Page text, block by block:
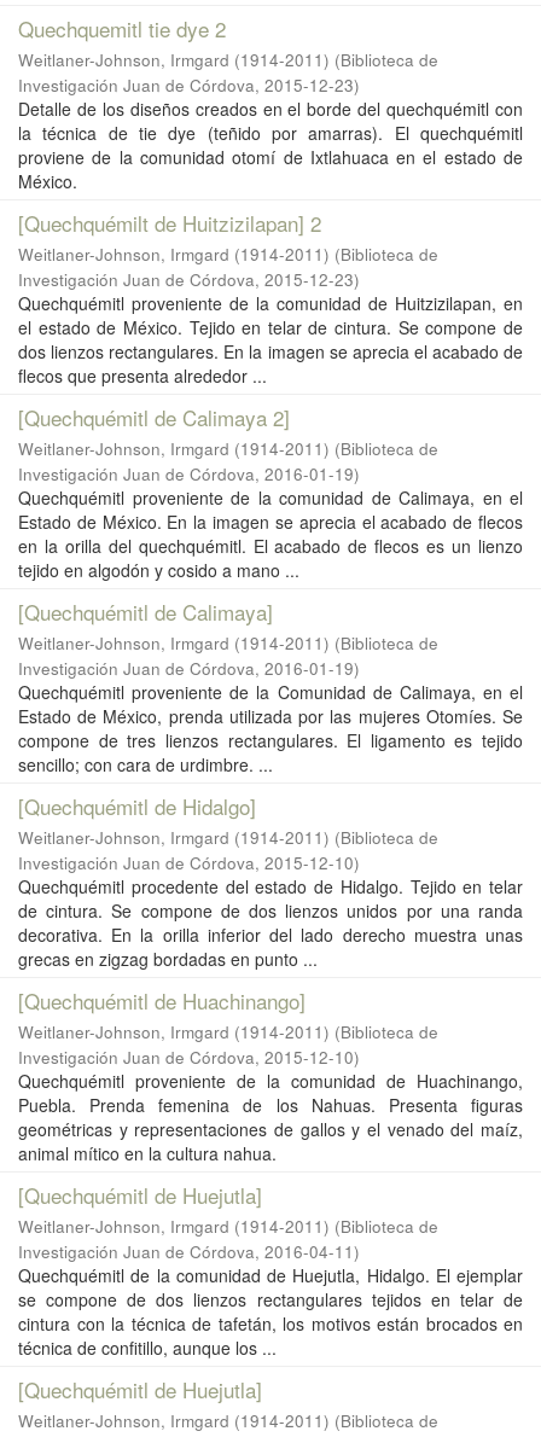
Quechquemitl tie dye 2
Weitlaner-Johnson, Irmgard (1914-2011) (Biblioteca de
Investigación Juan de Córdova, 2015-12-23)
Detalle de los diseños creados en el borde del quechquémitl con
la técnica de tie dye (teñido por amarras). El quechquémitl
proviene de la comunidad otomí de Ixtlahuaca en el estado de
México.
[Quechquémilt de Huitzizilapan] 2
Weitlaner-Johnson, Irmgard (1914-2011) (Biblioteca de
Investigación Juan de Córdova, 2015-12-23)
Quechquémitl proveniente de la comunidad de Huitzizilapan, en
el estado de México. Tejido en telar de cintura. Se compone de
dos lienzos rectangulares. En la imagen se aprecia el acabado de
flecos que presenta alrededor ...
[Quechquémitl de Calimaya 2]
Weitlaner-Johnson, Irmgard (1914-2011) (Biblioteca de
Investigación Juan de Córdova, 2016-01-19)
Quechquémitl proveniente de la comunidad de Calimaya, en el
Estado de México. En la imagen se aprecia el acabado de flecos
en la orilla del quechquémitl. El acabado de flecos es un lienzo
tejido en algodón y cosido a mano ...
[Quechquémitl de Calimaya]
Weitlaner-Johnson, Irmgard (1914-2011) (Biblioteca de
Investigación Juan de Córdova, 2016-01-19)
Quechquémitl proveniente de la Comunidad de Calimaya, en el
Estado de México, prenda utilizada por las mujeres Otomíes. Se
compone de tres lienzos rectangulares. El ligamento es tejido
sencillo; con cara de urdimbre. ...
[Quechquémitl de Hidalgo]
Weitlaner-Johnson, Irmgard (1914-2011) (Biblioteca de
Investigación Juan de Córdova, 2015-12-10)
Quechquémitl procedente del estado de Hidalgo. Tejido en telar
de cintura. Se compone de dos lienzos unidos por una randa
decorativa. En la orilla inferior del lado derecho muestra unas
grecas en zigzag bordadas en punto ...
[Quechquémitl de Huachinango]
Weitlaner-Johnson, Irmgard (1914-2011) (Biblioteca de
Investigación Juan de Córdova, 2015-12-10)
Quechquémitl proveniente de la comunidad de Huachinango,
Puebla. Prenda femenina de los Nahuas. Presenta figuras
geométricas y representaciones de gallos y el venado del maíz,
animal mítico en la cultura nahua.
[Quechquémitl de Huejutla]
Weitlaner-Johnson, Irmgard (1914-2011) (Biblioteca de
Investigación Juan de Córdova, 2016-04-11)
Quechquémitl de la comunidad de Huejutla, Hidalgo. El ejemplar
se compone de dos lienzos rectangulares tejidos en telar de
cintura con la técnica de tafetán, los motivos están brocados en
técnica de confitillo, aunque los ...
[Quechquémitl de Huejutla]
Weitlaner-Johnson, Irmgard (1914-2011) (Biblioteca de